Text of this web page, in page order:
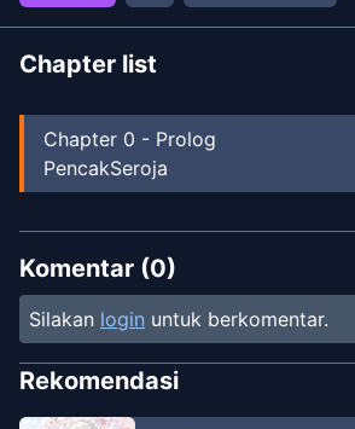
Chapter list
Chapter 0 - Prolog
PencakSeroja
Komentar (0)
Silakan login untuk berkomentar.
Rekomendasi